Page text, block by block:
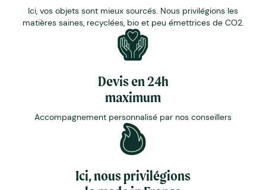
Ici, vos objets sont mieux sourcés. Nous privilégions les
matières saines, recyclées, bio et peu émettrices de CO2.
Devis en 24h
maximum
Accompagnement personnalisé par nos conseillers
Ici, nous privilégions